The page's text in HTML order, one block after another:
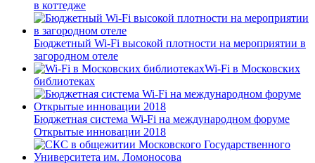
в коттедже
Бюджетный Wi-Fi высокой плотности на мероприятии в
загородном отеле
Wi-Fi в Московских
библиотеках
Бюджетная система Wi-Fi на международном форуме
Открытые инновации 2018